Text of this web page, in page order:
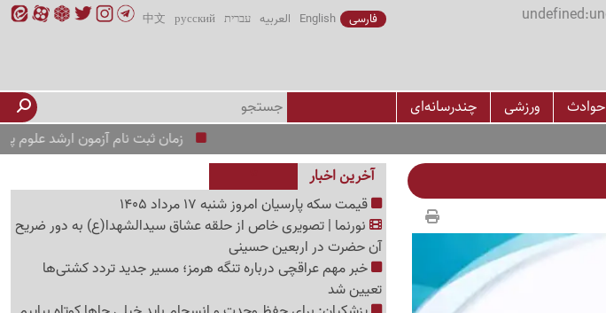
فارسی English العربیه עברית русский
中文
حوادث ورزشی
چندرسانه‌ای
زمان ثبت نام آزمون ارشد علوم پزشکی 1405 اعلام شد
آخرین اخبار
قیمت سکه پارسیان امروز شنبه 17 مرداد 1405
نورنما | تصویری خاص از حلقه عشاق سیدالشهدا(ع) به دور ضریح
آن حضرت در اربعین حسینی
خبر مهم عراقچی درباره تنگه هرمز؛ مسیر جدید تردد کشتی‌ها
تعیین شد